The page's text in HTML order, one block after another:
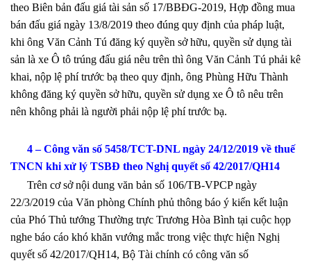
theo Biên bản đấu giá tài sản số 17/BBĐG-2019, Hợp đồng mua
bán đấu giá ngày 13/8/2019 theo đúng quy định của pháp luật,
khi ông Văn Cảnh Tú đăng ký quyền sở hữu, quyền sử dụng tài
sản là xe Ô tô trúng đấu giá nêu trên thì ông Văn Cảnh Tú phải kê
khai, nộp lệ phí trước bạ theo quy định, ông Phùng Hữu Thành
không đăng ký quyền sở hữu, quyền sử dụng xe Ô tô nêu trên
nên không phải là người phải nộp lệ phí trước bạ.
4 – Công văn số 5458/TCT-DNL ngày 24/12/2019 về thuế
TNCN khi xử lý TSBĐ theo Nghị quyết số 42/2017/QH14
Trên cơ sở nội dung văn bản số 106/TB-VPCP ngày
22/3/2019 của Văn phòng Chính phủ thông báo ý kiến kết luận
của Phó Thủ tướng Thường trực Trương Hòa Bình tại cuộc họp
nghe báo cáo khó khăn vướng mắc trong việc thực hiện Nghị
quyết số 42/2017/QH14, Bộ Tài chính có công văn số